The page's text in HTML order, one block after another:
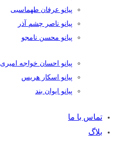
پیانو عرفان طهماسبی
پیانو ناصر چشم آذر
پیانو محسن نامجو
پیانو احسان خواجه امیری
پیانو اسکار هریس
پیانو ایوان بند
تماس با ما
بلاگ